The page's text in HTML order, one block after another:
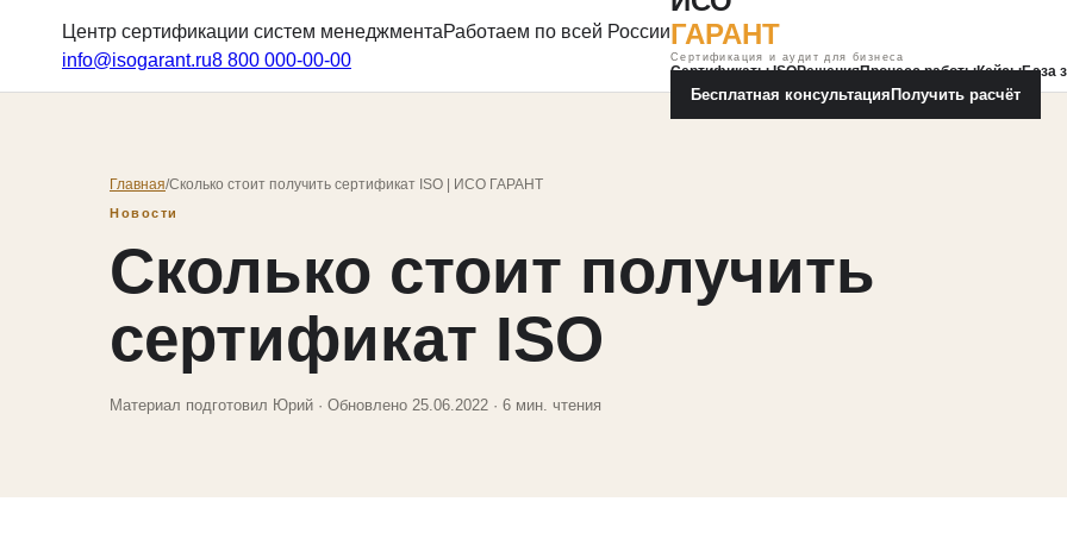
Центр сертификации систем менеджментаРаботаем по всей России
info@isogarant.ru8 800 000-00-00
ГАРАНТ
Сертификация и аудит для бизнеса
Сертификаты ISOРешенияПроцесс работыКейсыБаза
Бесплатная консультацияПолучить расчёт
Главная/Сколько стоит получить сертификат ISO | ИСО ГАРАНТ
Новости
Сколько стоит получить
сертификат ISO
Материал подготовил Юрий · Обновлено 25.06.2022 · 6 мин. чтения